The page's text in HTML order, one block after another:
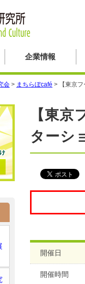
企業情報
会 > まちらぼcafé > 【東京
【東
ターシ
開催日
開催時間